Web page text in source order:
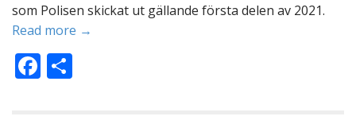
som Polisen skickat ut gällande första delen av 2021.
Read more →
F